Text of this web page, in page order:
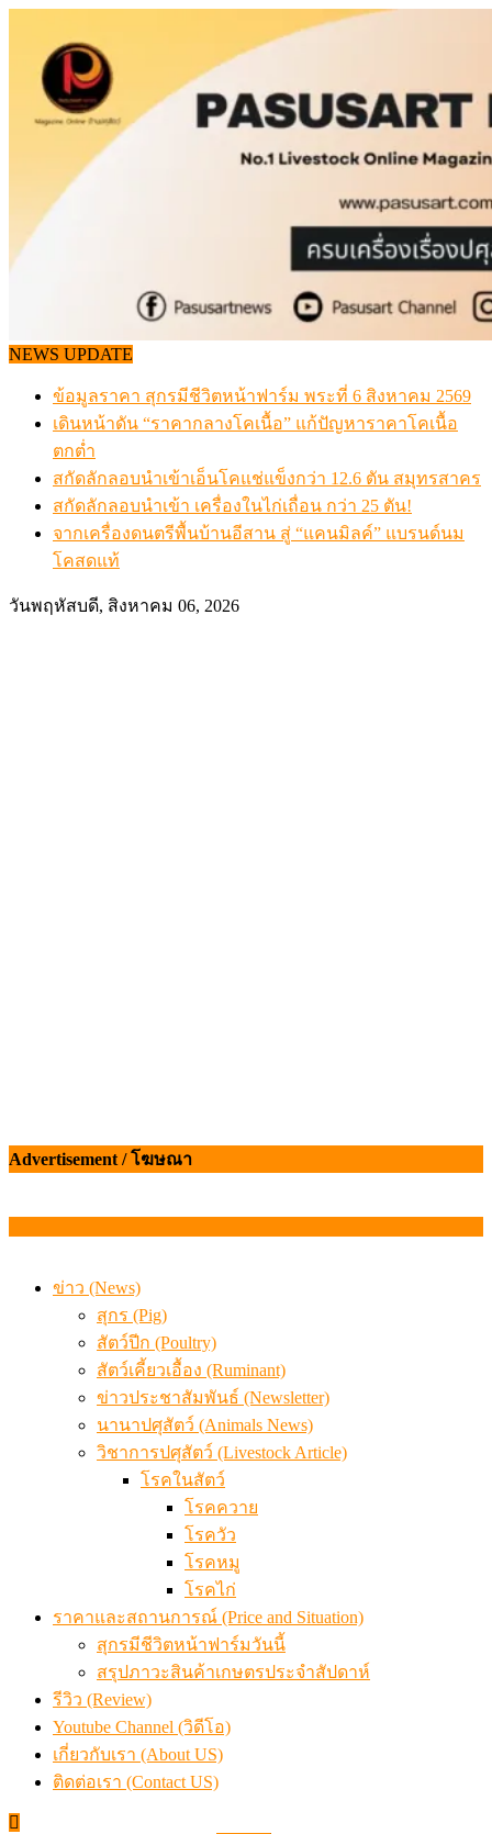
content
NEWS UPDATE
ข้อมูลราคา สุกรมีชีวิตหน้าฟาร์ม พระที่ 6 สิงหาคม 2569
เดินหน้าดัน “ราคากลางโคเนื้อ” แก้ปัญหาราคาโคเนื้อ
ตกต่ำ
สกัดลักลอบนำเข้าเอ็นโคแช่แข็งกว่า 12.6 ตัน สมุทรสาคร
สกัดลักลอบนำเข้า เครื่องในไก่เถื่อน กว่า 25 ตัน!
จากเครื่องดนตรีพื้นบ้านอีสาน สู่ “แคนมิลค์” แบรนด์นม
โคสดแท้
วันพฤหัสบดี, สิงหาคม 06, 2026
Advertisement / โฆษณา
ข่าว (News)
สุกร (Pig)
สัตว์ปีก (Poultry)
สัตว์เคี้ยวเอื้อง (Ruminant)
ข่าวประชาสัมพันธ์ (Newsletter)
นานาปศุสัตว์ (Animals News)
วิชาการปศุสัตว์ (Livestock Article)
โรคในสัตว์
โรคควาย
โรควัว
โรคหมู
โรคไก่
ราคาและสถานการณ์ (Price and Situation)
สุกรมีชีวิตหน้าฟาร์มวันนี้
สรุปภาวะสินค้าเกษตรประจำสัปดาห์
รีวิว (Review)
Youtube Channel (วิดีโอ)
เกี่ยวกับเรา (About US)
ติดต่อเรา (Contact US)